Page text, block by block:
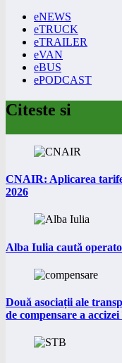
eNEWS
eTRUCK
eTRAILER
eVAN
eBUS
ePODCAST
Citeste si
CNAIR: Aplicarea
2026
Alba Iulia caută
Două asociații ale
de compensare a